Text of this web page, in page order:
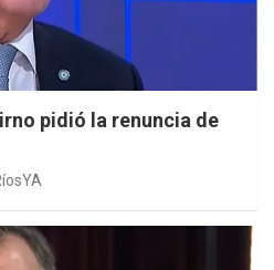
pidió la renuncia de